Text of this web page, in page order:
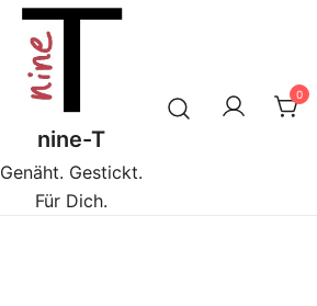
nine-T
Genäht. Gestickt.
Für Dich.
0